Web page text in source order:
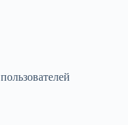
пользователей